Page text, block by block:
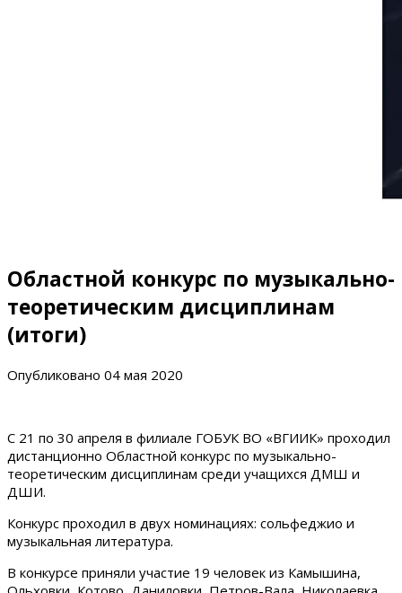
Областной конкурс по музыкально-
теоретическим дисциплинам
(итоги)
Опубликовано 04 мая 2020
С 21 по 30 апреля в филиале ГОБУК ВО «ВГИИК» проходил
дистанционно Областной конкурс по музыкально-
теоретическим дисциплинам среди учащихся ДМШ и
ДШИ.
Конкурс проходил в двух номинациях: сольфеджио и
музыкальная литература.
В конкурсе приняли участие 19 человек из Камышина,